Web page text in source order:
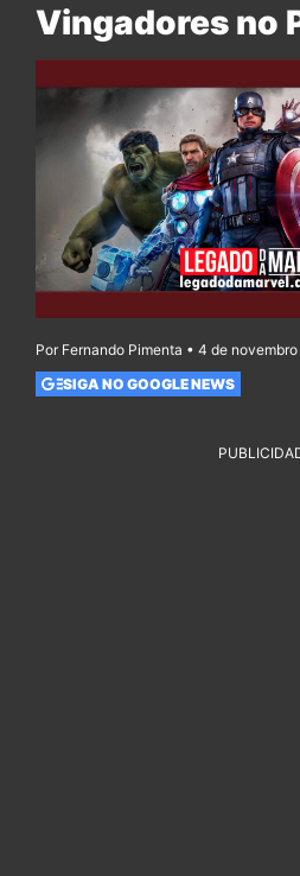
Vingadores no
Por Fernando Pimenta • 4 de
SIGA NO GOOGLE NEWS